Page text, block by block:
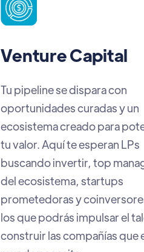
Corporate Venture
Una plataforma para
startups con soluciones que
transforman industrias. Es el
puente ideal para integrar
innovación, acelerar
tecnológica y detectar
que tu compañía puede
para ganar ventaja